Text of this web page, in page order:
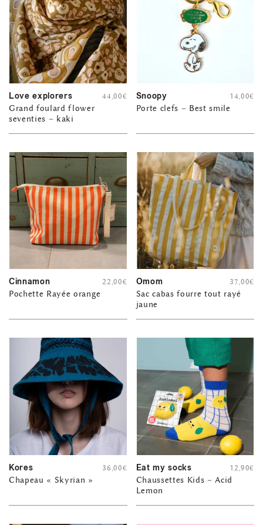
Love explorers
Grand foulard flower
seventies – kaki
44,00€ Snoopy
Porte clefs – Best smile
14,00€
Cinnamon
Pochette Rayée orange
22,00€ Omom
Sac cabas fourre tout rayé
jaune
37,00€
Kores
Chapeau « Skyrian »
36,00€ Eat my socks
Chaussettes Kids – Acid
Lemon
12,90€